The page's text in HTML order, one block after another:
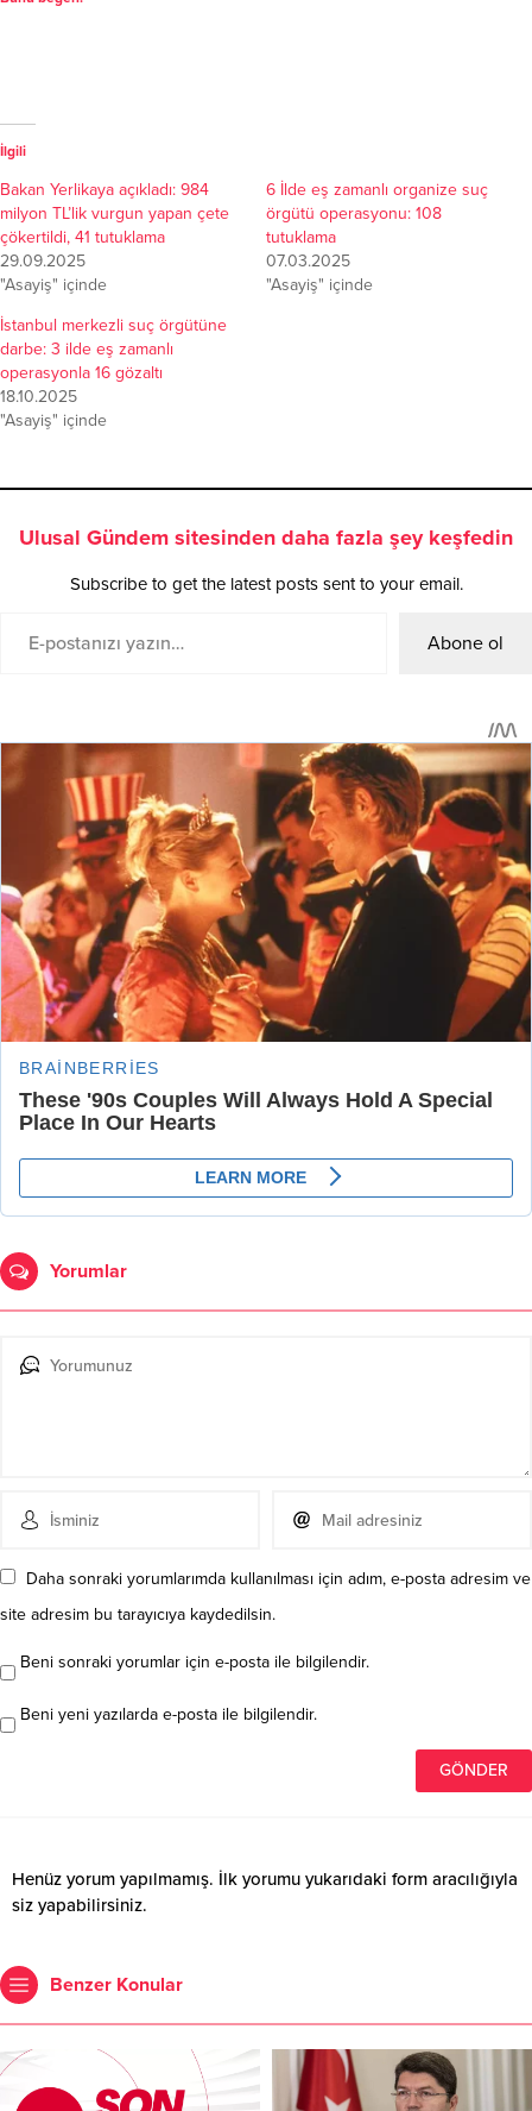
İlgili
Bakan Yerlikaya açıkladı: 984
milyon TL’lik vurgun yapan çete
çökertildi, 41 tutuklama
29.09.2025
"Asayiş" içinde
6 İlde eş zamanlı organize suç
örgütü operasyonu: 108
tutuklama
07.03.2025
"Asayiş" içinde
İstanbul merkezli suç örgütüne
darbe: 3 ilde eş zamanlı
operasyonla 16 gözaltı
18.10.2025
"Asayiş" içinde
Ulusal Gündem sitesinden daha fazla şey keşfedin
Subscribe to get the latest posts sent to your email.
Abone ol
Yorumlar
Daha sonraki yorumlarımda kullanılması için adım, e-posta adresim ve
site adresim bu tarayıcıya kaydedilsin.
Beni sonraki yorumlar için e-posta ile bilgilendir.
Beni yeni yazılarda e-posta ile bilgilendir.
Henüz yorum yapılmamış. İlk yorumu yukarıdaki form aracılığıyla
siz yapabilirsiniz.
Benzer Konular